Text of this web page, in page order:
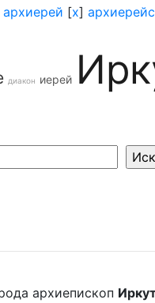
архиерей [x]
диакон иерей
архиепископ